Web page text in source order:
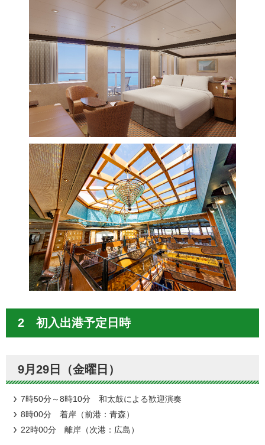
2 初入出港予定日時
9月29日（金曜日）
7時50分～8時10分 和太鼓による歓迎演奏
8時00分 着岸（前港：青森）
22時00分 離岸（次港：広島）